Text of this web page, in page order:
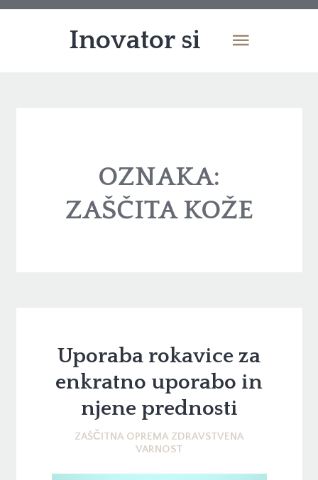
Inovator si
OZNAKA:
ZAŠČITA KOŽE
Uporaba rokavice za
enkratno uporabo in
njene prednosti
ZAŠČITNA OPREMA ZDRAVSTVENA
VARNOST